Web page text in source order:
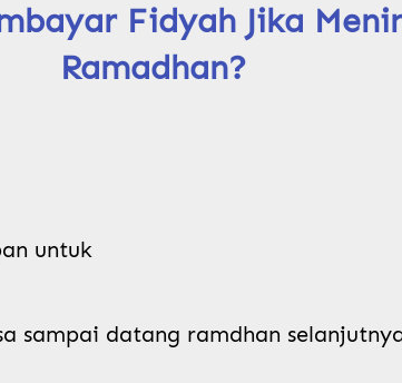
Fidyah Jika
Ramadhan?
untuk
sampai datang ramdhan